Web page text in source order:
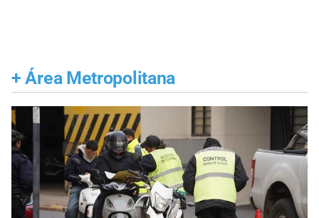
+ Área Metropolitana